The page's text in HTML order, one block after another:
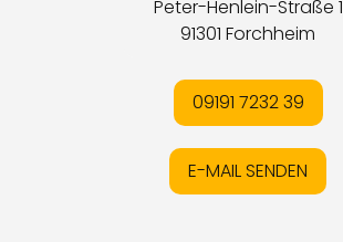
Peter-Henlein-Straße 1
91301 Forchheim
09191 7232 39
E-MAIL SENDEN